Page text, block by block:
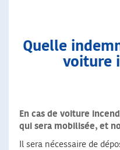
Quelle
voiture
En cas de voiture
qui sera mobilisée, et
Il sera nécessaire de